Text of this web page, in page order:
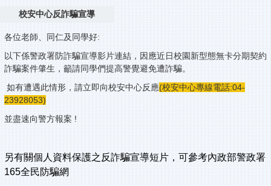
校安中心反詐騙宣導
各位老師、同仁及同學好:
以下係警政署防詐騙宣導影片連結，因應近日校園新型態無卡分期契約
詐騙案件肇生，籲請同學們提高警覺避免遭詐騙。
如有遭遇此情形，請立即向校安中心反應(校安中心專線電話:04-
23928053)
並盡速向警方報案 !
另有關個人資料保護之反詐騙宣導短片，可參考內政部警政署
165全民防騙網